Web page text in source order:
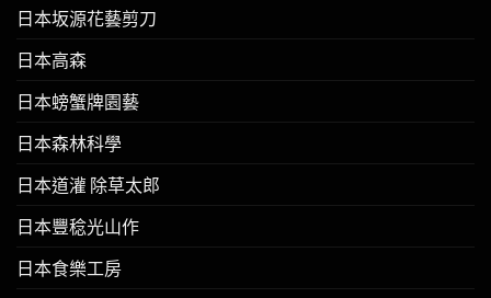
日本坂源花藝剪刀
日本高森
日本螃蟹牌園藝
日本森林科學
日本道灌 除草太郎
日本豐稔光山作
日本食樂工房